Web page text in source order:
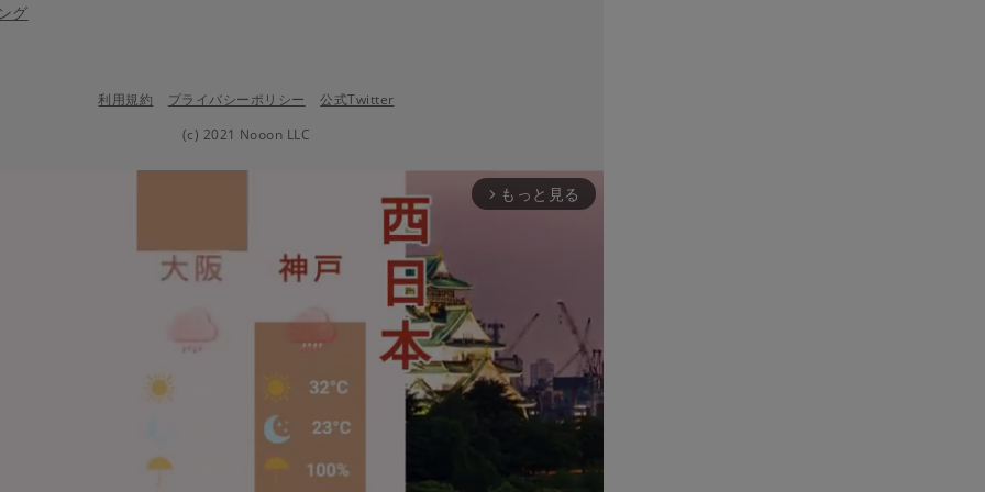
グ
利用規約 プライバシーポリシー
公式Twitter
(c) 2021 Nooon LLC
arrow_forward_ios もっと見る